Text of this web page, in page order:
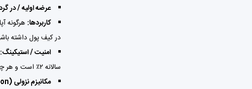
عرضه اولیه / در
کاربردها:
در کیف پول داشته
امنیت / استیکینگ:
سالانه ۲٪ است و هر چهار سال نصف می‌شود.
مکانیزم نزولی (Deflation):